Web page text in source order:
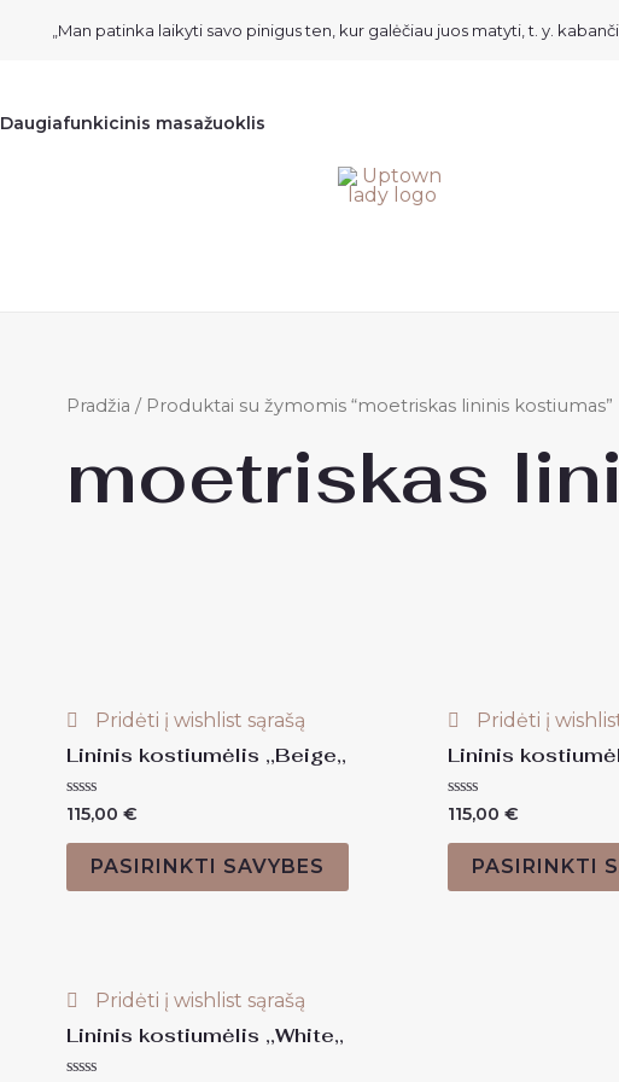
„Man patinka laikyti savo pinigus ten, kur galėčiau juos matyti, t. y.
Daugiafunkicinis masažuoklis
Pradžia / Produktai su žymomis “moetriskas lininis kostiumas”
moetriskas
Pridėti į wishlist sąrašą
Lininis kostiumėlis ,,Beige,,
Įvertinimas:
0
iš
115,00 €
PASIRINKTI SAVYBES
Pridėti į
Lininis
Įvertinimas:
0
iš
115,00 €
PASIRINKTI
Pridėti į wishlist sąrašą
Lininis kostiumėlis ,,White,,